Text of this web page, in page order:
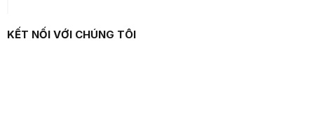
KẾT NỐI VỚI CHÚNG TÔI